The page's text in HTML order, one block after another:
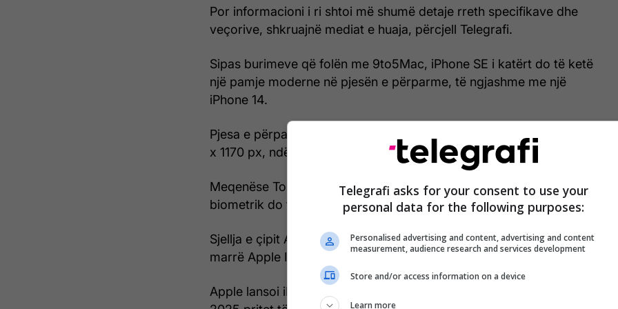
Por informacioni i ri shtoi më shumë detaje rreth specifikave dhe
veçorive, shkruajnë mediat e huaja, përcjell Telegrafi.
Sipas burimeve që folën me 9to5Mac, iPhone SE i katërt do të ketë
një pamje moderne në pjesën e përparme, të ngjashme me një
iPhone 14.
Pjesa e përparme do të ketë një panel OLED 6.1" me rezolucion 2531
x 1170 px, ndërsa anët do të jenë të sheshta.
Meqenëse Touch ID po largohet, e vetmja veçori e vërtetimit
biometrik do të mbetet Face ID.
Sjellja e çipit Apple A18 do të thotë që iPhone SE (2025) duhet të
marrë Apple Intelligence.
Apple lansoi iPhone SE (2022) për 429 dollarë, por versioni i vitit
Telegrafi asks for your consent to use your
personal data for the following purposes:
Personalised advertising and content, advertising and content
measurement, audience research and services development
Store and/or access information on a device
Learn more